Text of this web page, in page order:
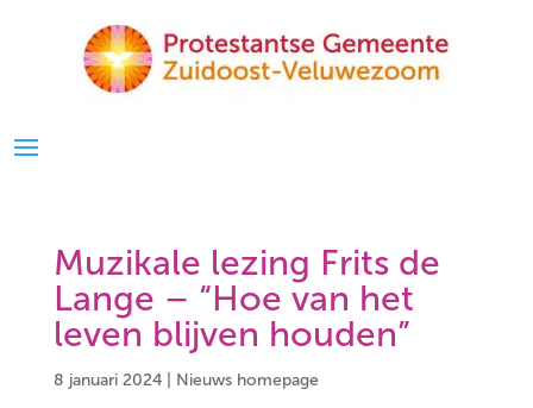
Muzikale lezing Frits de
Lange – “Hoe van het
leven blijven houden”
8 januari 2024 Nieuws homepage